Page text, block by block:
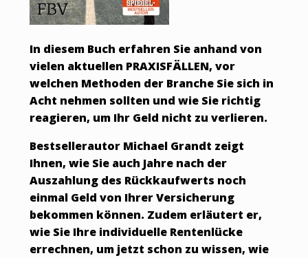
In diesem Buch erfahren Sie anhand von
vielen aktuellen PRAXISFÄLLEN, vor
welchen Methoden der Branche Sie sich in
Acht nehmen sollten und wie Sie richtig
reagieren, um Ihr Geld nicht zu verlieren.
Bestsellerautor Michael Grandt zeigt
Ihnen, wie Sie auch Jahre nach der
Auszahlung des Rückkaufwerts noch
einmal Geld von Ihrer Versicherung
bekommen können. Zudem erläutert er,
wie Sie Ihre individuelle Rentenlücke
errechnen, um jetzt schon zu wissen, wie